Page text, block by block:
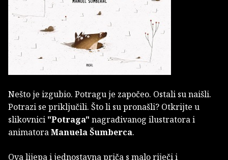
Nešto je izgubio. Potragu je započeo. Ostali su naišli.
Potrazi se priključili. Što li su pronašli? Otkrijte u
slikovnici "Potraga" nagrađivanog ilustratora i
animatoraManuela Šumberca.
Ova lijepa i jednostavna priča s malo riječi i